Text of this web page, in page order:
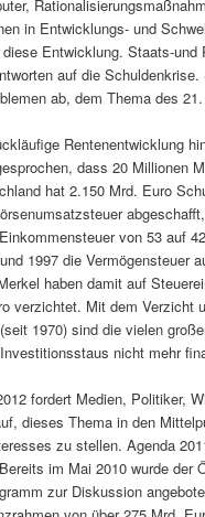
in Entwicklungs- und
Entwicklung. Staats-und
auf die
ab, dem Thema des
Rentenentwicklung
dass 20 Millionen
hat 2.150 Mrd. Euro
von 53 auf
1997 die Vermögensteuer
haben damit auf
verzichtet. Mit dem Verzicht
1970) sind die vielen
nicht mehr
fordert Medien, Politiker,
dieses Thema in den
zu stellen. Agenda
im Mai 2010 wurde der
zur Diskussion